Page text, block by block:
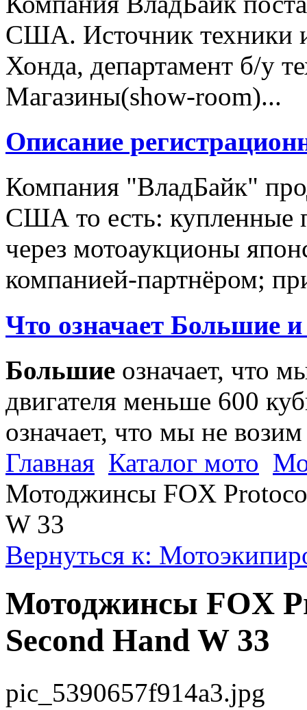
США. Источник техники
Хонда, департамент б/у
Магазины(show-room)...
Описание
Компания "ВладБайк"
США то есть: купленные
через мотоаукционы
компанией-партнёром;
Что означает Большие
Большие означает, что
двигателя меньше 600
означает, что мы не
Главная Каталог мото
Мотоджинсы FOX
W 33
Вернуться к:
Мотоджинсы FOX
Second Hand W 33
pic_5390657f914a3.jpg